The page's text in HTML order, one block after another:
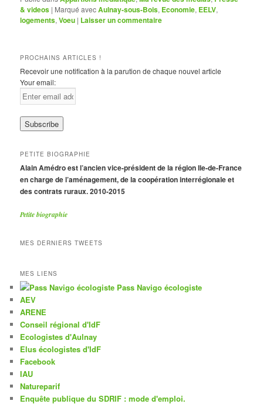
& videos | Marqué avecAulnay-sous-Bois, Economie, EELV,
logements,Voeu | Laisser un commentaire
PROCHAINS ARTICLES !
Recevoir une notification à la parution de chaque nouvel article
Your email:
PETITE BIOGRAPHIE
Alain Amédro est l’ancien vice-président de la région Ile-de-France
en charge de l’aménagement, de la coopération interrégionale et
des contrats ruraux. 2010-2015
Petite biographie
MES DERNIERS TWEETS
MES LIENS
Pass Navigo écologiste
AEV
ARENE
Conseil régional d'IdF
Ecologistes d'Aulnay
Elus écologistes d'IdF
Facebook
IAU
Natureparif
Enquête publique du SDRIF : mode d'emploi.